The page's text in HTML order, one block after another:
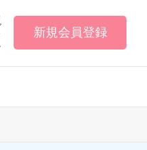
新規会員登録